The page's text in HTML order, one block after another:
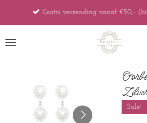
de
Gratis verzending vanaf €50,-
Sale!